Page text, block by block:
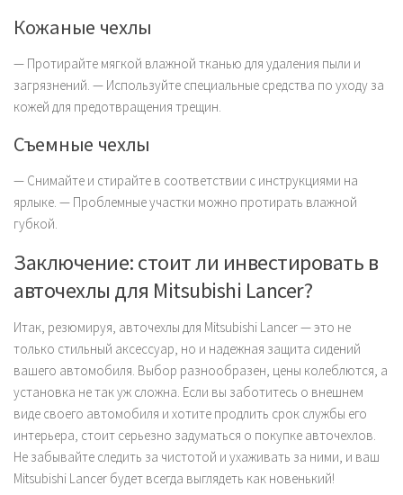
Кожаные чехлы
— Протирайте мягкой влажной тканью для удаления пыли и
загрязнений. — Используйте специальные средства по уходу за
кожей для предотвращения трещин.
Съемные чехлы
— Снимайте и стирайте в соответствии с инструкциями на
ярлыке. — Проблемные участки можно протирать влажной
губкой.
Заключение: стоит ли инвестировать в
авточехлы для Mitsubishi Lancer?
Итак, резюмируя, авточехлы для Mitsubishi Lancer — это не
только стильный аксессуар, но и надежная защита сидений
вашего автомобиля. Выбор разнообразен, цены колеблются, а
установка не так уж сложна. Если вы заботитесь о внешнем
виде своего автомобиля и хотите продлить срок службы его
интерьера, стоит серьезно задуматься о покупке авточехлов.
Не забывайте следить за чистотой и ухаживать за ними, и ваш
Mitsubishi Lancer будет всегда выглядеть как новенький!